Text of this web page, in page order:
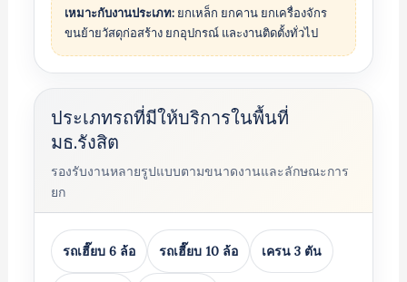
เหมาะกับงานประเภท:ยกเหล็ก ยกคาน ยกเครื่องจักร
ขนย้ายวัสดุก่อสร้าง ยกอุปกรณ์ และงานติดตั้งทั่วไป
ประเภทรถที่มีให้บริการในพื้นที่
มธ.รังสิต
รองรับงานหลายรูปแบบตามขนาดงานและลักษณะการ
ยก
รถเฮี๊ยบ 6 ล้อ รถเฮี๊ยบ 10 ล้อ เครน 3 ตัน